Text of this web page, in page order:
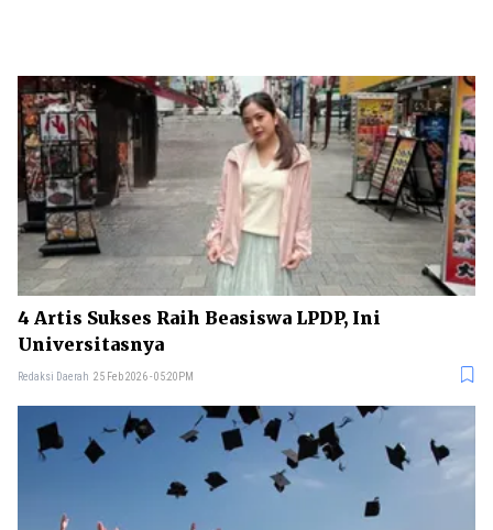
4 Artis Sukses Raih Beasiswa LPDP, Ini
Universitasnya
Redaksi Daerah 25 Feb 2026 - 05:20PM